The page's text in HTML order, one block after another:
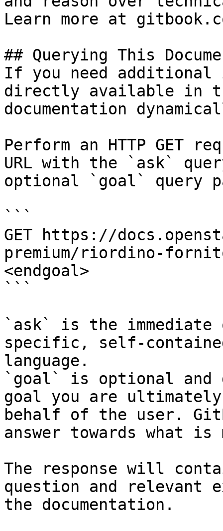
Learn more at
## Querying This
If you need
directly available in
documentation
Perform an HTTP GET
URL with the `ask`
optional `goal` query
```
GET https://
premium/riordino-
<endgoal>
```
`ask` is the
specific, self-
language.
`goal` is optional and
goal you are
behalf of the user.
answer towards what
The response will
question and relevant
the documentation.